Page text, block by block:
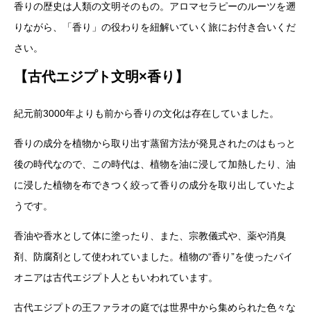
香りの歴史は人類の文明そのもの。アロマセラピーのルーツを遡
りながら、「香り」の役わりを紐解いていく旅にお付き合いくだ
さい。
【古代エジプト文明×香り】
紀元前3000年よりも前から香りの文化は存在していました。
香りの成分を植物から取り出す蒸留方法が発見されたのはもっと
後の時代なので、この時代は、植物を油に浸して加熱したり、油
に浸した植物を布できつく絞って香りの成分を取り出していたよ
うです。
香油や香水として体に塗ったり、また、宗教儀式や、薬や消臭
剤、防腐剤として使われていました。植物の“香り”を使ったパイ
オニアは古代エジプト人ともいわれています。
古代エジプトの王ファラオの庭では世界中から集められた色々な